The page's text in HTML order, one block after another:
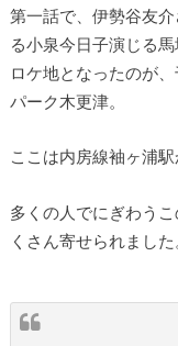
第一話で、伊勢谷友
る小泉今日子演じる
ロケ地となったのが
パーク木更津。
ここは内房線袖ヶ浦
多くの人でにぎわう
くさん寄せられました